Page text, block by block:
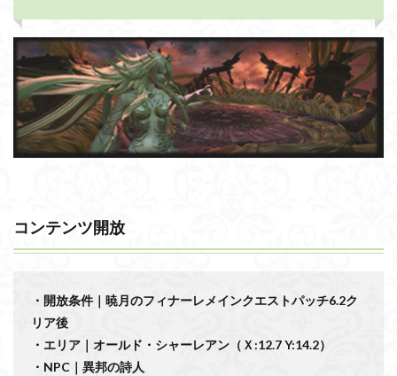
コンテンツ開放
・開放条件｜暁月のフィナーレメインクエストパッチ6.2ク
リア後
・エリア｜オールド・シャーレアン（Ｘ:12.7 Y:14.2）
・NPC｜異邦の詩人